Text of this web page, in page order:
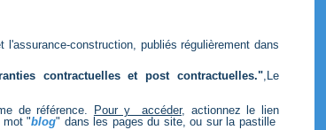
construction, publiés régulièrement dans
contractuelles et post contractuelles.",Le
de référence. Pour y accéder, actionnez le lien
mot "blog" dans les pages du site, ou sur la pastille